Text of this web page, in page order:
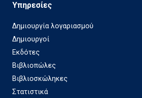
Υπηρεσίες
Δημιουργία λογαριασμού
Δημιουργοί
Εκδότες
Βιβλιοπώλες
Βιβλιοσκώληκες
Στατιστικά